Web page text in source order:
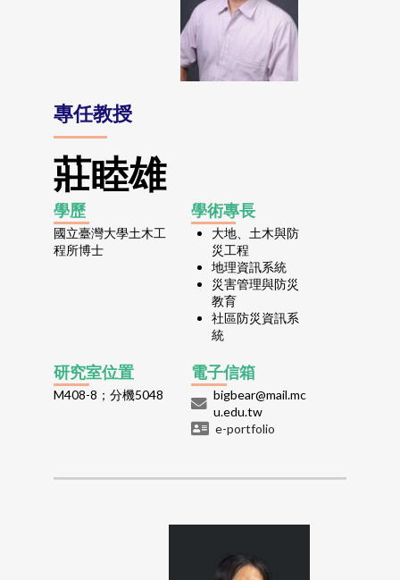
專任教授
莊睦雄
學歷
國立臺灣大學土木工
程所博士
學術專長
大地、土木與防
災工程
地理資訊系統
災害管理與防災
教育
社區防災資訊系
統
研究室位置
M408-8；分機5048
電子信箱
bigbear@mail.mc
u.edu.tw
e-portfolio